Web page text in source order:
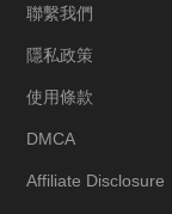
聯繫我們
隱私政策
使用條款
DMCA
Affiliate Disclosure